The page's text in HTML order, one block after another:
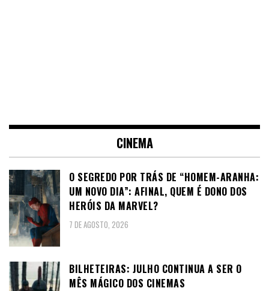
CINEMA
O SEGREDO POR TRÁS DE “HOMEM-ARANHA:
UM NOVO DIA”: AFINAL, QUEM É DONO DOS
HERÓIS DA MARVEL?
7 DE AGOSTO, 2026
BILHETEIRAS: JULHO CONTINUA A SER O
MÊS MÁGICO DOS CINEMAS